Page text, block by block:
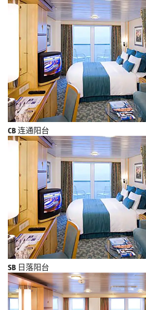
CB 连通阳台
SB 日落阳台